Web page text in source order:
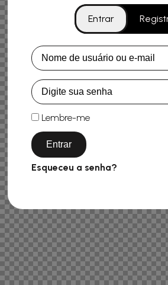
Entrar
Lembre-me
Esqueceu a senha?